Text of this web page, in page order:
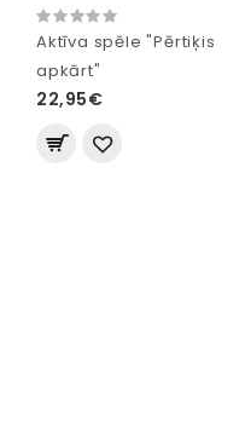
Aktīva spēle "Pērtiķis
apkārt"
22,95€